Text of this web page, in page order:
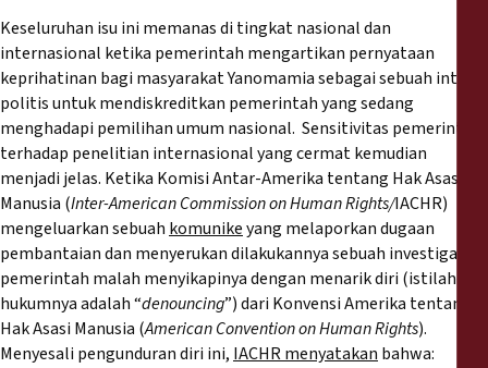
Keseluruhan isu ini memanas di tingkat nasional dan
internasional ketika pemerintah mengartikan pernyataan
keprihatinan bagi masyarakat Yanomamia sebagai sebuah intrik
politis untuk mendiskreditkan pemerintah yang sedang
menghadapi pemilihan umum nasional. Sensitivitas pemerintah
terhadap penelitian internasional yang cermat kemudian
menjadi jelas. Ketika Komisi Antar-Amerika tentang Hak Asasi
Manusia (Inter-American Commission on Human Rights/IACHR)
mengeluarkan sebuah komunikeyang melaporkan dugaan
pembantaian dan menyerukan dilakukannya sebuah investigasi,
pemerintah malah menyikapinya dengan menarik diri (istilah
hukumnya adalah “denouncing”) dari Konvensi Amerika tentang
Hak Asasi Manusia (American Convention on Human Rights).
Menyesali pengunduran diri ini, IACHR menyatakan bahwa: